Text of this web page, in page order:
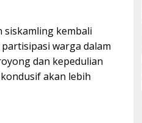
siskamling kembali
warga dalam
dan kepedulian
akan lebih